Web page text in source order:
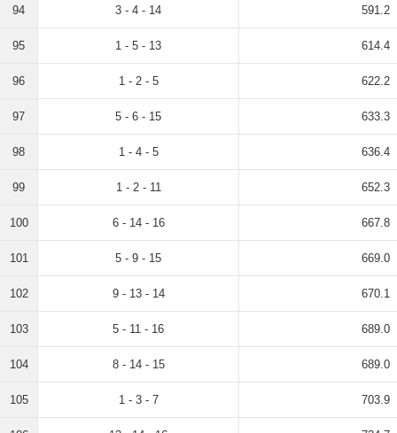
94 3 - 4 - 14 591.2
95 1 - 5 - 13 614.4
96 1 - 2 - 5 622.2
97 5 - 6 - 15 633.3
98 1 - 4 - 5 636.4
99 1 - 2 - 11 652.3
100 6 - 14 - 16 667.8
101 5 - 9 - 15 669.0
102 9 - 13 - 14 670.1
103 5 - 11 - 16 689.0
104 8 - 14 - 15 689.0
105 1 - 3 - 7 703.9